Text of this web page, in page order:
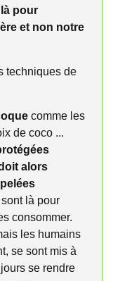
pour
et non notre
techniques de
comme les
de coco ...
alors
là pour
consommer.
les humains
se sont mis à
se rendre